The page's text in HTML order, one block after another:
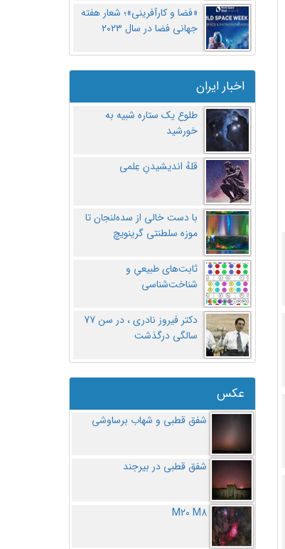
«فضا و کارآفرینی»؛ شعار هفته
جهانی فضا در سال ۲۰۲۳
اخبار ایران
طلوع یک ستاره شبیه به
خورشید
قلهُ اندیشیدنِ عِلمی
با دست خالی از سده‌لنجان تا
موزه سلطنتی گرینویچ
ثابت‌های طبیعیِ و
شناخت‌شناسی
دکتر فیروز نادری ، در سن 77
سالگی درگذشت
عکس
شفق قطبی و شهاب برساوشی
شفق قطبی در بیرجند
M20 M8